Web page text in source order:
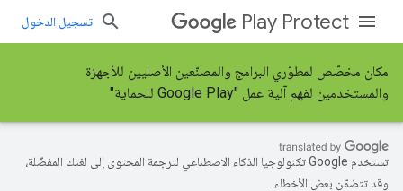
Play Protect تسجيل الدخول
مكان مخصّص لمطوّري البرامج والمصنّعين الأصليين للأجهزة
والمستخدمين لفهم آلية عمل "Google Play للحماية"
تستخدم Google تكنولوجيا الذكاء الاصطناعي لترجمة المحتوى إلى لغتك المفضّلة،
وقد تتضمّن بعض الأخطاء.